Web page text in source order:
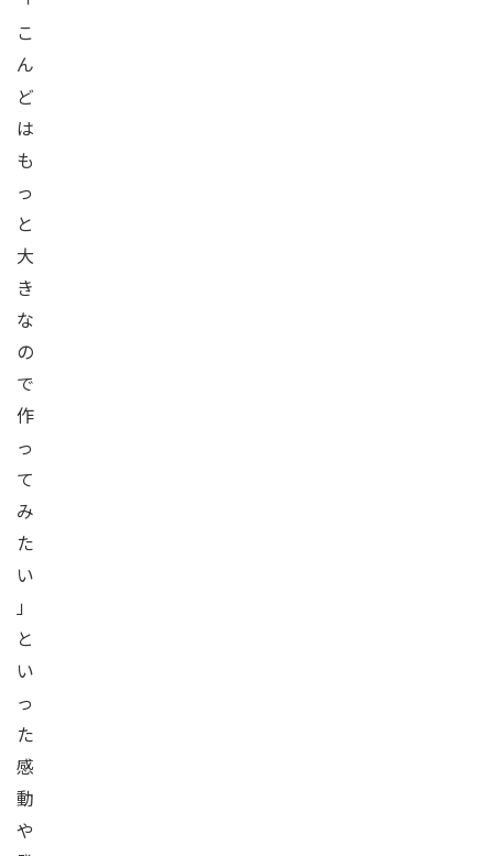
こ
ん
ど
は
も
っ
と
大
き
な
の
で
作
っ
て
み
た
い
」
と
い
っ
た
感
動
や